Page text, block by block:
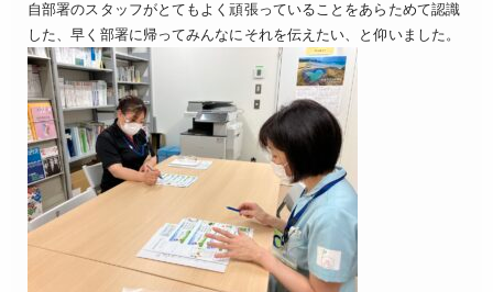
自部署のスタッフがとてもよく頑張っていることをあらためて認識
した、早く部署に帰ってみんなにそれを伝えたい、と仰いました。